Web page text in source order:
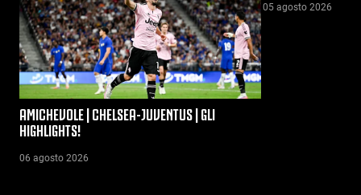
AMICHEVOLE | CHELSEA-JUVENTUS | GLI
HIGHLIGHTS!
06 agosto 2026
05 agosto 2026